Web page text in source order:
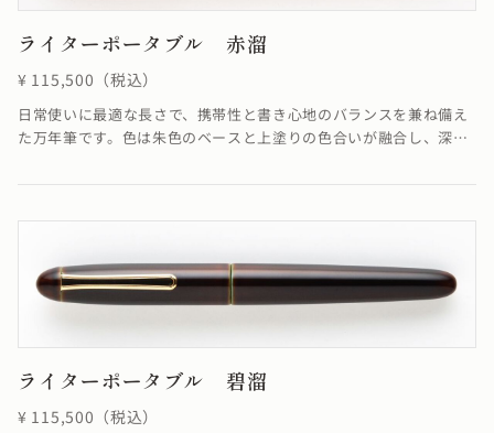
ライターポータブル 赤溜
¥ 115,500（税込）
日常使いに最適な長さで、携帯性と書き心地のバランスを兼ね備え
た万年筆です。色は朱色のベースと上塗りの色合いが融合し、深く
め、仕上がりの色合いが若干異なる場合がございます≫
ライターポータブル 碧溜
¥ 115,500（税込）